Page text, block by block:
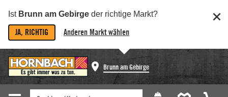
Ist Brunn am Gebirge der richtige Markt?
JA, RICHTIG Anderen Markt wählen
Brunn am Gebirge